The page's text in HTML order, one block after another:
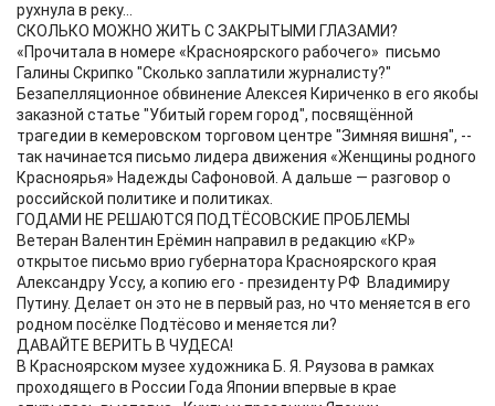
рухнула в реку...
СКОЛЬКО МОЖНО ЖИТЬ С ЗАКРЫТЫМИ ГЛАЗАМИ?
«Прочитала в номере «Красноярского рабочего» письмо
Галины Скрипко "Сколько заплатили журналисту?"
Безапелляционное обвинение Алексея Кириченко в его якобы
заказной статье "Убитый горем город", посвящённой
трагедии в кемеровском торговом центре "Зимняя вишня", --
так начинается письмо лидера движения «Женщины родного
Красноярья» Надежды Сафоновой. А дальше — разговор о
российской политике и политиках.
ГОДАМИ НЕ РЕШАЮТСЯ ПОДТЁСОВСКИЕ ПРОБЛЕМЫ
Ветеран Валентин Ерёмин направил в редакцию «КР»
открытое письмо врио губернатора Красноярского края
Александру Уссу, а копию его - президенту РФ Владимиру
Путину. Делает он это не в первый раз, но что меняется в его
родном посёлке Подтёсово и меняется ли?
ДАВАЙТЕ ВЕРИТЬ В ЧУДЕСА!
В Красноярском музее художника Б. Я. Ряузова в рамках
проходящего в России Года Японии впервые в крае